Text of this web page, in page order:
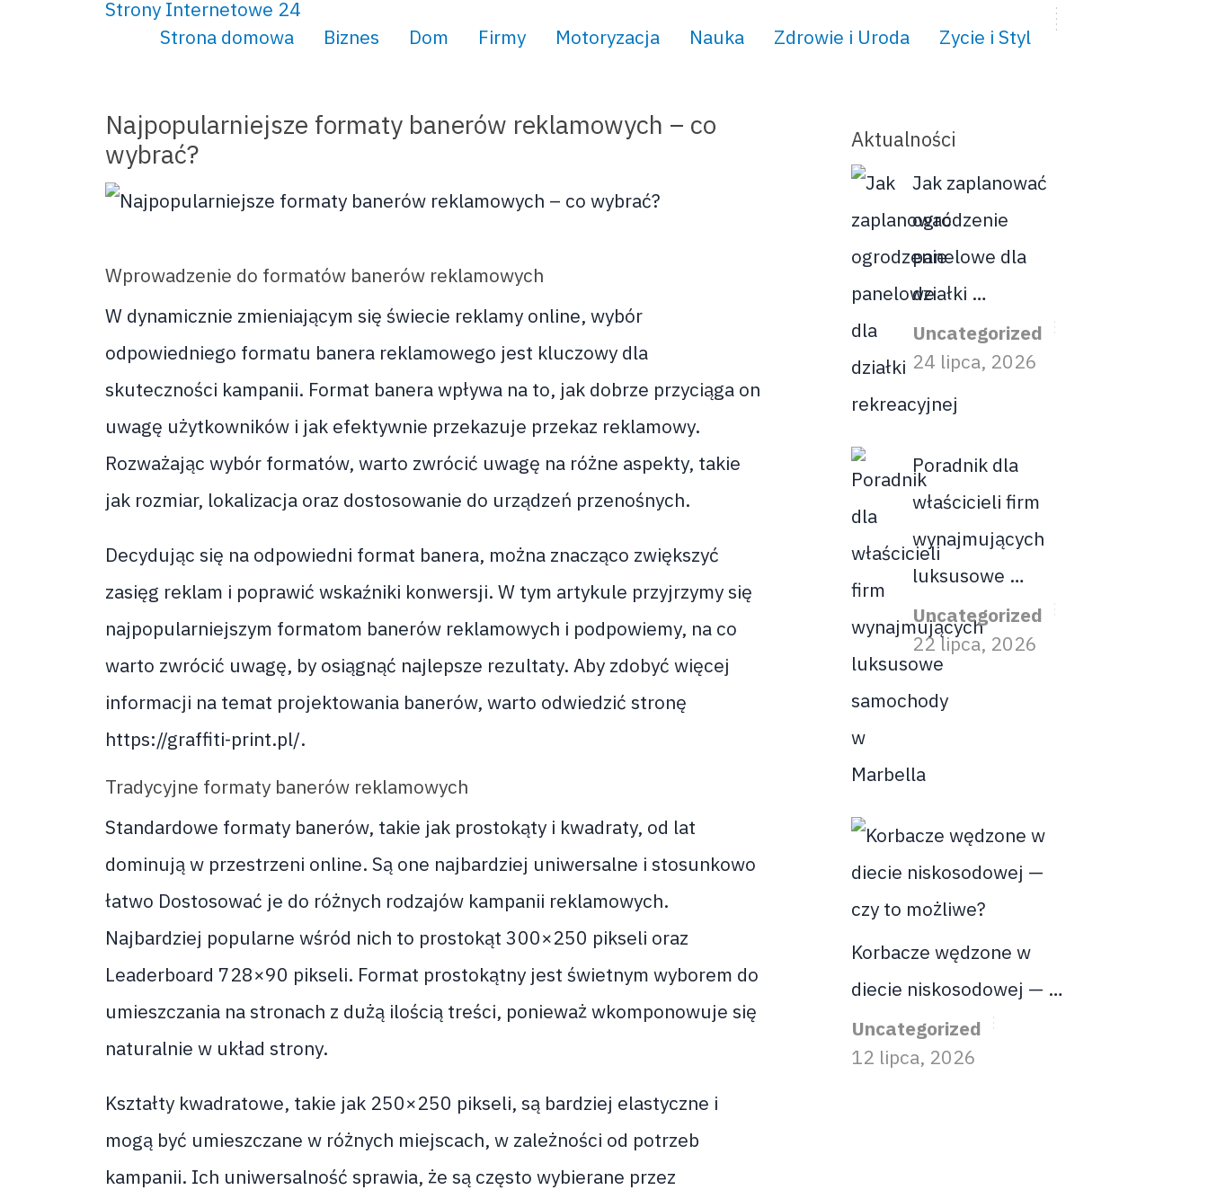
Strony Internetowe 24
Strona domowa
Biznes Dom Firmy Motoryzacja Nauka Zdrowie i Uroda Zycie i Styl
Najpopularniejsze formaty banerów reklamowych – co
wybrać?
Wprowadzenie do formatów banerów reklamowych
W dynamicznie zmieniającym się świecie reklamy online, wybór
odpowiedniego formatu banera reklamowego jest kluczowy dla
skuteczności kampanii. Format banera wpływa na to, jak dobrze przyciąga on
uwagę użytkowników i jak efektywnie przekazuje przekaz reklamowy.
Rozważając wybór formatów, warto zwrócić uwagę na różne aspekty, takie
jak rozmiar, lokalizacja oraz dostosowanie do urządzeń przenośnych.
Decydując się na odpowiedni format banera, można znacząco zwiększyć
zasięg reklam i poprawić wskaźniki konwersji. W tym artykule przyjrzymy się
najpopularniejszym formatom banerów reklamowych i podpowiemy, na co
warto zwrócić uwagę, by osiągnąć najlepsze rezultaty. Aby zdobyć więcej
informacji na temat projektowania banerów, warto odwiedzić stronę
https://graffiti-print.pl/.
Tradycyjne formaty banerów reklamowych
Standardowe formaty banerów, takie jak prostokąty i kwadraty, od lat
dominują w przestrzeni online. Są one najbardziej uniwersalne i stosunkowo
łatwo Dostosować je do różnych rodzajów kampanii reklamowych.
Najbardziej popularne wśród nich to prostokąt 300×250 pikseli oraz
Leaderboard 728×90 pikseli. Format prostokątny jest świetnym wyborem do
umieszczania na stronach z dużą ilością treści, ponieważ wkomponowuje się
naturalnie w układ strony.
Kształty kwadratowe, takie jak 250×250 pikseli, są bardziej elastyczne i
mogą być umieszczane w różnych miejscach, w zależności od potrzeb
kampanii. Ich uniwersalność sprawia, że są często wybierane przez
Aktualności
Jak zaplanować
ogrodzenie
panelowe dla
działki …
Uncategorized
24 lipca, 2026
Poradnik dla
właścicieli firm
wynajmujących
luksusowe …
Uncategorized
22 lipca, 2026
Korbacze wędzone w
diecie niskosodowej — …
Uncategorized
12 lipca, 2026